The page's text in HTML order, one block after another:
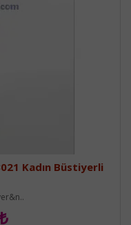
Kadın Büstiyerli